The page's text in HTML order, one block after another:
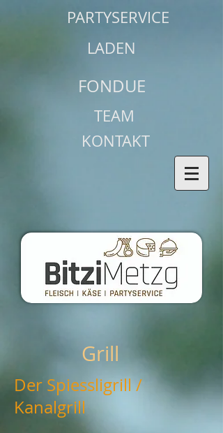
PARTYSERVICE
LADEN
FONDUE
TEAM
KONTAKT
Grill
Der Spiessligrill /
Kanalgrill